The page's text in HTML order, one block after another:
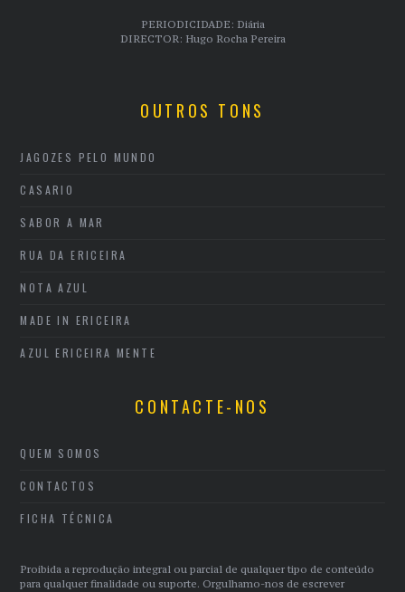
PERIODICIDADE: Diária
DIRECTOR: Hugo Rocha Pereira
OUTROS TONS
JAGOZES PELO MUNDO
CASARIO
SABOR A MAR
RUA DA ERICEIRA
NOTA AZUL
MADE IN ERICEIRA
AZUL ERICEIRA MENTE
CONTACTE-NOS
QUEM SOMOS
CONTACTOS
FICHA TÉCNICA
Proibida a reprodução integral ou parcial de qualquer tipo de conteúdo
para qualquer finalidade ou suporte. Orgulhamo-nos de escrever